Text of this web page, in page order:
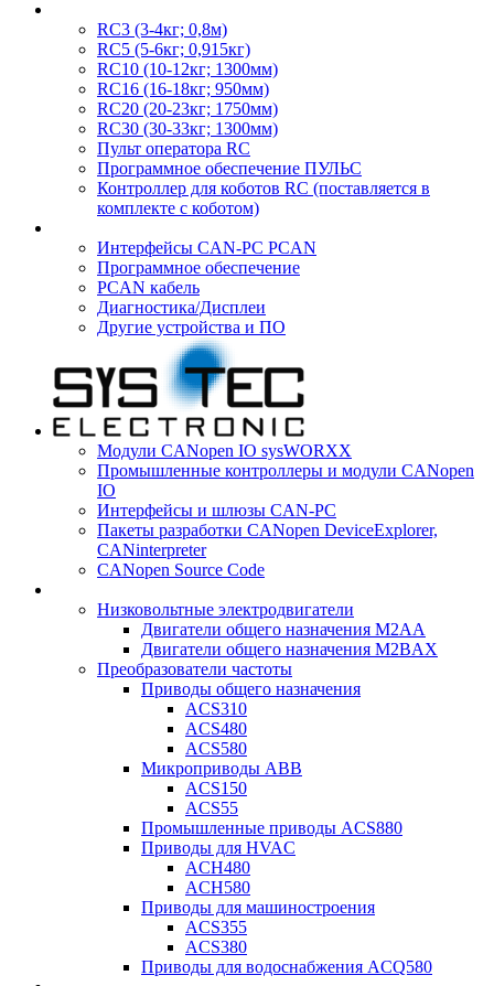
RC3 (3-4кг; 0,8м)
RC5 (5-6кг; 0,915кг)
RC10 (10-12кг; 1300мм)
RC16 (16-18кг; 950мм)
RC20 (20-23кг; 1750мм)
RC30 (30-33кг; 1300мм)
Пульт оператора RC
Программное обеспечение ПУЛЬС
Контроллер для коботов RC (поставляется в
комплекте с коботом)
Интерфейсы CAN-PC PCAN
Программное обеспечение
PCAN кабель
Диагностика/Дисплеи
Другие устройства и ПО
Модули CANopen IO sysWORXX
Промышленные контроллеры и модули CANopen
IO
Интерфейсы и шлюзы CAN-PC
Пакеты разработки CANopen DeviceExplorer,
CANinterpreter
CANopen Source Code
Низковольтные электродвигатели
Двигатели общего назначения M2AA
Двигатели общего назначения M2BAX
Преобразователи частоты
Приводы общего назначения
ACS310
ACS480
ACS580
Микроприводы ABB
ACS150
ACS55
Промышленные приводы ACS880
Приводы для HVAC
ACH480
ACH580
Приводы для машиностроения
ACS355
ACS380
Приводы для водоснабжения ACQ580